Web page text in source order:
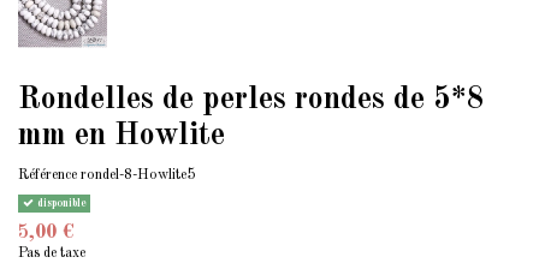
Rondelles de perles rondes de 5*8
mm en Howlite
Référence rondel-8-Howlite5
disponible
5,00 €
Pas de taxe